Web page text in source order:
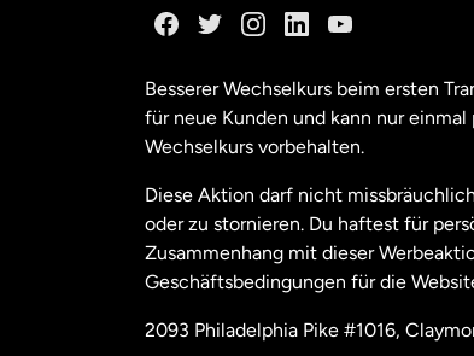
Besserer Wechselkurs beim ersten
für neue Kunden und kann nur
Wechselkurs vorbehalten.
Diese Aktion darf nicht
oder zu stornieren. Du haftest für
Zusammenhang mit dieser
Geschäftsbedingungen für die
2093 Philadelphia Pike #1016,